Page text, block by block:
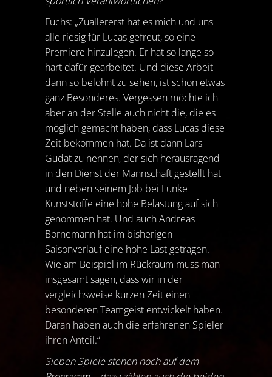
Fuchs: „Zuallererst hat es mich und uns
alle riesig für Lucas gefreut, so eine
Premiere hinzulegen. Er hat so lange so
hart dafür gearbeitet. Und diese Arbeit
dann so belohnt zu sehen, ist schon etwas
ganz Besonderes. Vergessen möchte ich
aber an der Stelle auch nicht die, die es
möglich gemacht haben, dass Lucas diese
Zeit bekommen hat. Da ist dann Lars
Gudat zu nennen, der sich herausragend
in den Dienst der Mannschaft gestellt hat
und neben seinem Job bei Funke
Kunststoffe eine hohe Belastung auf sich
genommen hat. Und auch Andreas
Bornemann hat im bisherigen
Saisonverlauf eine hohe Last getragen.
Wie am Beispiel im Rückraum muss man
insgesamt sagen, dass wir in der
vergleichsweise kurzen Zeit einen
besonderen Teamgeist entwickelt haben.
Daran haben auch die erfahrenen Spieler
ihren Anteil.“
Sieben Spiele stehen noch auf dem